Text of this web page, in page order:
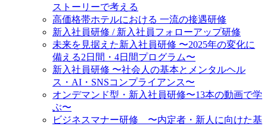
ストーリーで考える
高価格帯ホテルにおける 一流の接遇研修
新入社員研修 / 新入社員フォローアップ研修
未来を見据えた新入社員研修 〜2025年の変化に
備える2日間・4日間プログラム〜
新入社員研修 〜社会人の基本とメンタルヘル
ス・AI・SNSコンプライアンス〜
オンデマンド型・新入社員研修〜13本の動画で学
ぶ〜
ビジネスマナー研修 〜内定者・新人に向けた基